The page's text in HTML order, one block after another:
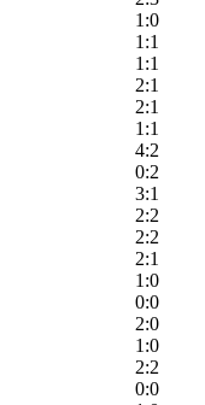
1:0
1:1
1:1
2:1
2:1
1:1
4:2
0:2
3:1
2:2
2:2
2:1
1:0
0:0
2:0
1:0
2:2
0:0